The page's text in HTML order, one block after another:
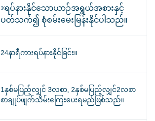
※ရပ်နားနိုင်သောယာဉ်အရွယ်အစားနှင့်
ပတ်သက်၍ စုံစမ်းမေးမြန်းနိုင်ပါသည်။
24နာရီကားရပ်နားနိုင်ခြင်း။
1နှစ်မပြည့်လျှင် 3လစာ, 2နှစ်မပြည့်လျှင်2လစာ
စာချုပ်ဖျက်သိမ်းကြေးပေးရမည်ဖြစ်သည်။